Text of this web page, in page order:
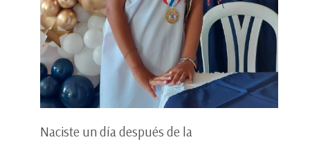
Naciste un día después de la